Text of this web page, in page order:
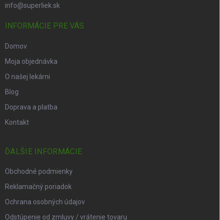
info@superliek.sk
INFORMÁCIE PRE VÁS
Domov
Moja objednávka
O našej lekárni
Blog
Doprava a platba
Kontakt
ĎALŠIE INFORMÁCIE
Obchodné podmienky
Reklamačný poriadok
Ochrana osobných údajov
Odstúpenie od zmluvy / vrátenie tovaru